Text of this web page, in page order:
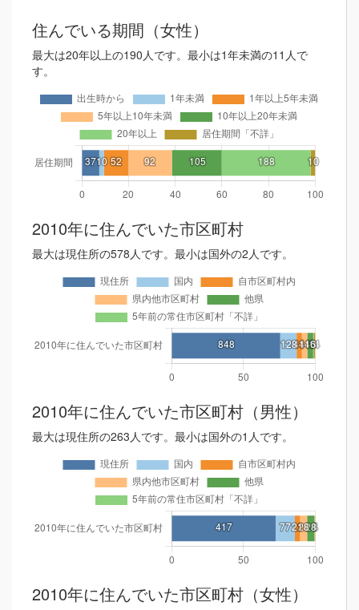
住んでいる期間（女性）
最大は20年以上の190人です。最小は1年未満の11人で
す。
2010年に住んでいた市区町村
最大は現住所の578人です。最小は国外の2人です。
2010年に住んでいた市区町村（男性）
最大は現住所の263人です。最小は国外の1人です。
2010年に住んでいた市区町村（女性）